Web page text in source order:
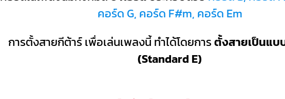
คอร์ด G, คอร์ด F#m, คอร์ด Em
การตั้งสายกีต้าร์ เพื่อเล่นเพลงนี้ ทำได้โดยการตั้งสายเป็นแบ
(Standard E)